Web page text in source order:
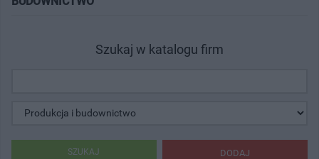
Szukaj w katalogu firm
DODAJ
SZUKAJ